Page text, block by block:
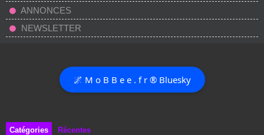
ANNONCES
NEWSLETTER
🌌 M o B B e e . f r ® Bluesky
Catégories Récentes